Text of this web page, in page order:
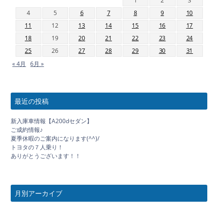
4
5 6 7 8 9
10
11
12 13 14 15 16
17
18
19 20 21 22 23
24
25
26 27 28 29 30
31
« 4月
6月 »
最近の投稿
新入庫車情報【A200dセダン】
ご成約情報♪
夏季休暇のご案内になります(^^)/
トヨタの７人乗り！
ありがとうございます！！
月別アーカイブ